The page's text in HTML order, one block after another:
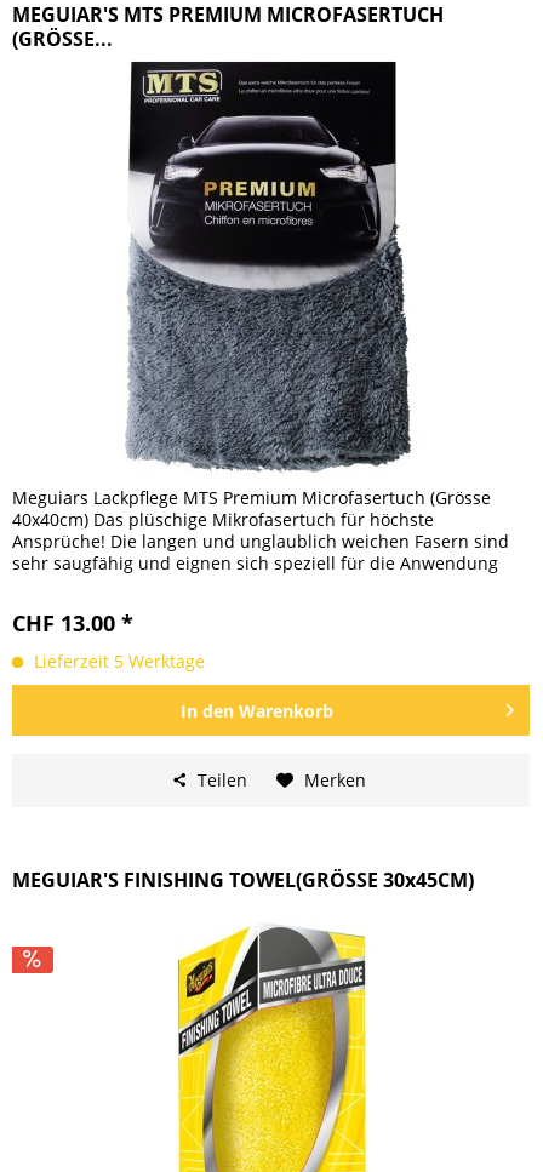
MEGUIAR'S MTS PREMIUM MICROFASERTUCH
(GRÖSSE...
Meguiars Lackpflege MTS Premium Microfasertuch (Grösse
40x40cm) Das plüschige Mikrofasertuch für höchste
Ansprüche! Die langen und unglaublich weichen Fasern sind
sehr saugfähig und eignen sich speziell für die Anwendung
CHF 13.00 *
Lieferzeit 5 Werktage
In den Warenkorb
Teilen Merken
MEGUIAR'S FINISHING TOWEL(GRÖSSE 30x45CM)